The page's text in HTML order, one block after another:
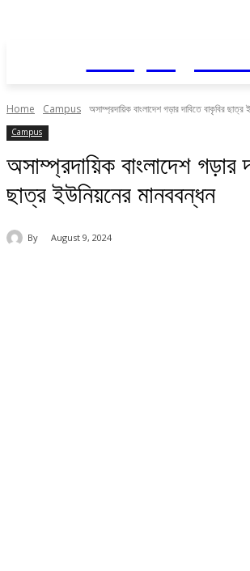
Home Campus অসাম্প্রদায়িক বাংলাদেশ গড়ার দাবিতে বাকৃবির ছাত্র
Campus
অসাম্প্রদায়িক বাংলাদেশ গড়ার
ছাত্র ইউনিয়নের মানববন্ধন
By August 9, 2024